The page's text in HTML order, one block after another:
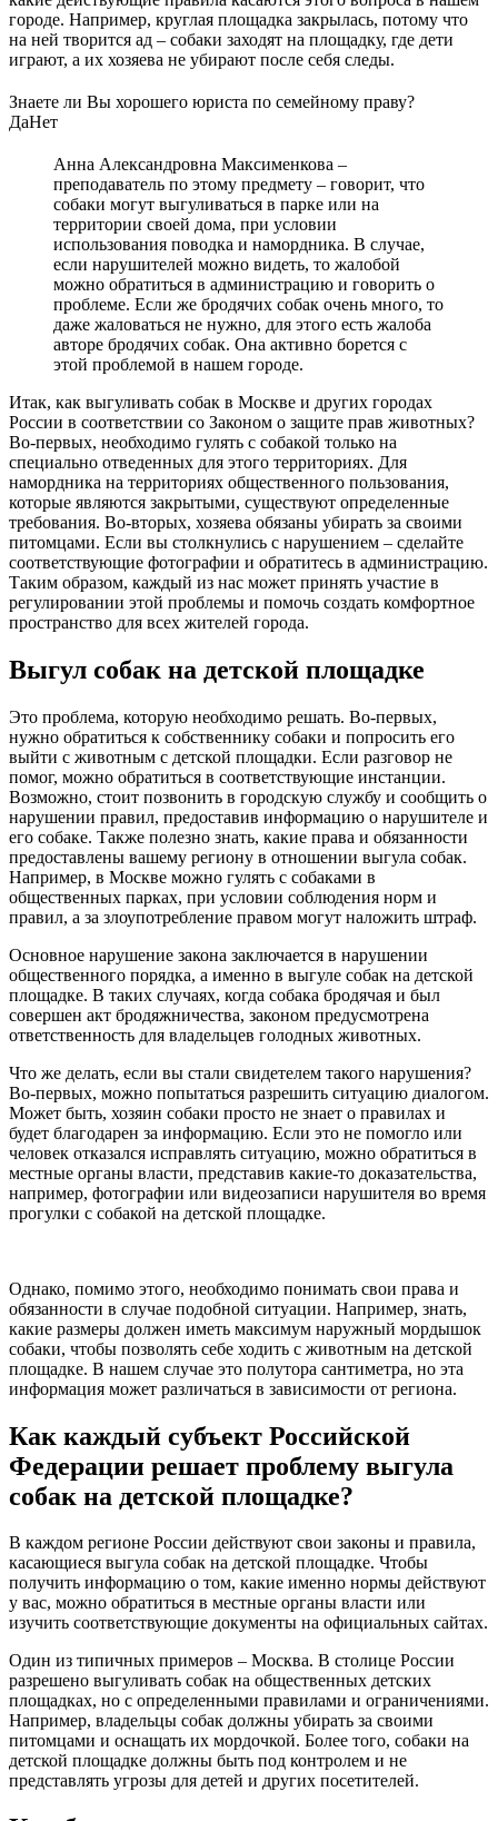
городе. Например, круглая площадка закрылась, потому что
на ней творится ад – собаки заходят на площадку, где дети
играют, а их хозяева не убирают после себя следы.
Знаете ли Вы хорошего юриста по семейному праву?
ДаНет
Анна Александровна Максименкова –
преподаватель по этому предмету – говорит, что
собаки могут выгуливаться в парке или на
территории своей дома, при условии
использования поводка и намордника. В случае,
если нарушителей можно видеть, то жалобой
можно обратиться в администрацию и говорить о
проблеме. Если же бродячих собак очень много, то
даже жаловаться не нужно, для этого есть жалоба
авторе бродячих собак. Она активно борется с
этой проблемой в нашем городе.
Итак, как выгуливать собак в Москве и других городах
России в соответствии со Законом о защите прав животных?
Во-первых, необходимо гулять с собакой только на
специально отведенных для этого территориях. Для
намордника на территориях общественного пользования,
которые являются закрытыми, существуют определенные
требования. Во-вторых, хозяева обязаны убирать за своими
питомцами. Если вы столкнулись с нарушением – сделайте
соответствующие фотографии и обратитесь в администрацию.
Таким образом, каждый из нас может принять участие в
регулировании этой проблемы и помочь создать комфортное
пространство для всех жителей города.
Выгул собак на детской площадке
Это проблема, которую необходимо решать. Во-первых,
нужно обратиться к собственнику собаки и попросить его
выйти с животным с детской площадки. Если разговор не
помог, можно обратиться в соответствующие инстанции.
Возможно, стоит позвонить в городскую службу и сообщить о
нарушении правил, предоставив информацию о нарушителе и
его собаке. Также полезно знать, какие права и обязанности
предоставлены вашему региону в отношении выгула собак.
Например, в Москве можно гулять с собаками в
общественных парках, при условии соблюдения норм и
правил, а за злоупотребление правом могут наложить штраф.
Основное нарушение закона заключается в нарушении
общественного порядка, а именно в выгуле собак на детской
площадке. В таких случаях, когда собака бродячая и был
совершен акт бродяжничества, законом предусмотрена
ответственность для владельцев голодных животных.
Что же делать, если вы стали свидетелем такого нарушения?
Во-первых, можно попытаться разрешить ситуацию диалогом.
Может быть, хозяин собаки просто не знает о правилах и
будет благодарен за информацию. Если это не помогло или
человек отказался исправлять ситуацию, можно обратиться в
местные органы власти, представив какие-то доказательства,
например, фотографии или видеозаписи нарушителя во время
прогулки с собакой на детской площадке.
Однако, помимо этого, необходимо понимать свои права и
обязанности в случае подобной ситуации. Например, знать,
какие размеры должен иметь максимум наружный мордышок
собаки, чтобы позволять себе ходить с животным на детской
площадке. В нашем случае это полутора сантиметра, но эта
информация может различаться в зависимости от региона.
Как каждый субъект Российской
Федерации решает проблему выгула
собак на детской площадке?
В каждом регионе России действуют свои законы и правила,
касающиеся выгула собак на детской площадке. Чтобы
получить информацию о том, какие именно нормы действуют
у вас, можно обратиться в местные органы власти или
изучить соответствующие документы на официальных сайтах.
Один из типичных примеров – Москва. В столице России
разрешено выгуливать собак на общественных детских
площадках, но с определенными правилами и ограничениями.
Например, владельцы собак должны убирать за своими
питомцами и оснащать их мордочкой. Более того, собаки на
детской площадке должны быть под контролем и не
представлять угрозы для детей и других посетителей.